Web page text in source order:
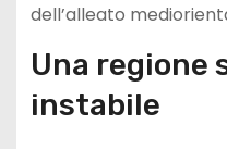
dell’alleato
Una regione
instabile